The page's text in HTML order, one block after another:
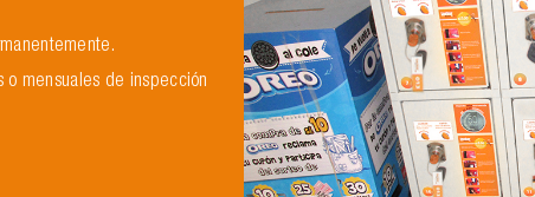
o mensuales de inspección